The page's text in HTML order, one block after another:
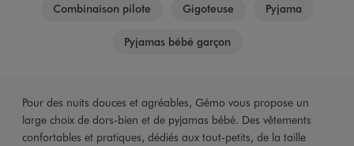
Combinaison pilote Gigoteuse Pyjama
Pyjamas bébé garçon
Pour des nuits douces et agréables, Gémo vous propose un
large choix de dors-bien et de pyjamas bébé. Des vêtements
confortables et pratiques, dédiés aux tout-petits, de la taille